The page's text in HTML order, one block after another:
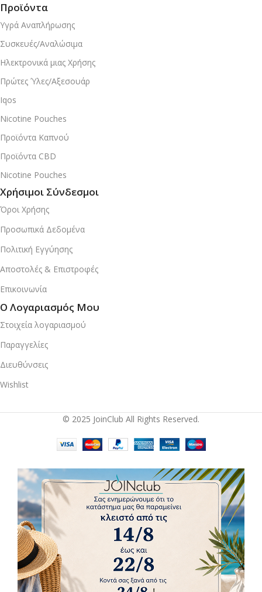
Προϊόντα
Υγρά Αναπλήρωσης
Συσκευές/Αναλώσιμα
Ηλεκτρονικά μιας Χρήσης
Πρώτες Ύλες/Αξεσουάρ
Iqos
Nicotine Pouches
Προϊόντα Καπνού
Προϊόντα CBD
Nicotine Pouches
Χρήσιμοι Σύνδεσμοι
Όροι Χρήσης
Προσωπικά Δεδομένα
Πολιτική Εγγύησης
Αποστολές & Επιστροφές
Επικοινωνία
Ο Λογαριασμός Μου
Στοιχεία λογαριασμού
Παραγγελίες
Διευθύνσεις
Wishlist
© 2025 JoinClub All Rights Reserved.